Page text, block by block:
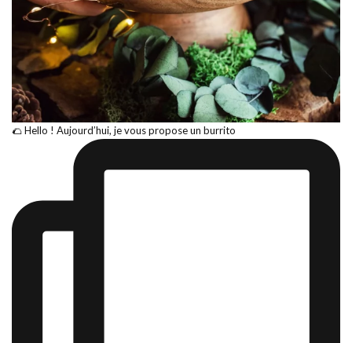
🌮 Hello ! Aujourd’hui, je vous propose un burrito